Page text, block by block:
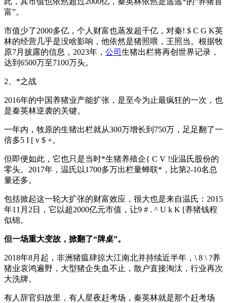
富”。
市值少了2000多亿，个人财富也蒸发超千亿，对秦! $ C G K英
林的经营几乎是没啥影响，他依然是猪照喂，王照当。根据牧
原7月披露的信息，2023年， 公司 生猪出栏将再创世界记录，
达到6500万至7100万头。
2、*之战
2016年的中国养猪业产能扩张，是至今为止最疯狂的一次，也
是秦英林逆袭的关键。
一年内，牧原的生猪出栏就从300万增长到750万，足足翻了一
倍多5 I [ v $ +。
但即便如此，它也只是当时*生猪养殖企{ C V !业温氏股份的
零头。2017年，温氏以1700多万出栏量蝉联*，比第2-10名总
量还多。
包括掀起这一轮大扩张的财富效应，很大也是来自温氏：2015
年11月2日，它以超2000亿元市值，让9 # . ^ U k K [养猪钱程
似锦。
但一场重大变故，掀翻了“牌桌”。
2018年8月起，非洲猪瘟肆掠大江南北并持续近半年， \ 8 \ ?养
猪业哀鸿遍野，大型猪企失血不止，散户直接淘汰，行业再次
大洗牌。
有人辞官归故里，有人星夜赶考场，秦英林就是那个赶考场